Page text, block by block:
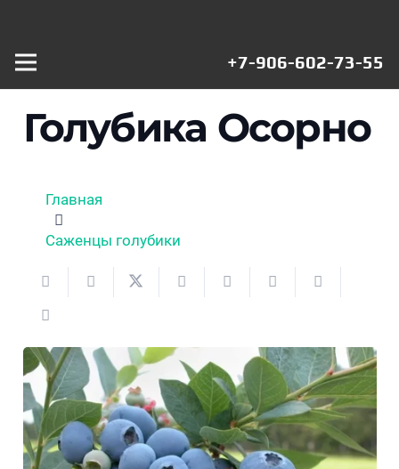
+7-906-602-73-55
Голубика Осорно
Главная
Саженцы голубики